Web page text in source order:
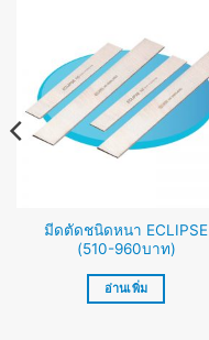
มีดตัดชนิดหนา ECLIPSE
(510-960บาท)
อ่านเพิ่ม